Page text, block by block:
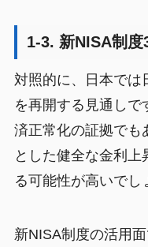
1-3. 新NISA制度
対照的に、日本では
を再開する見通しで
済正常化の証拠でも
とした健全な金利
る可能性が高いでし
新NISA制度の活用